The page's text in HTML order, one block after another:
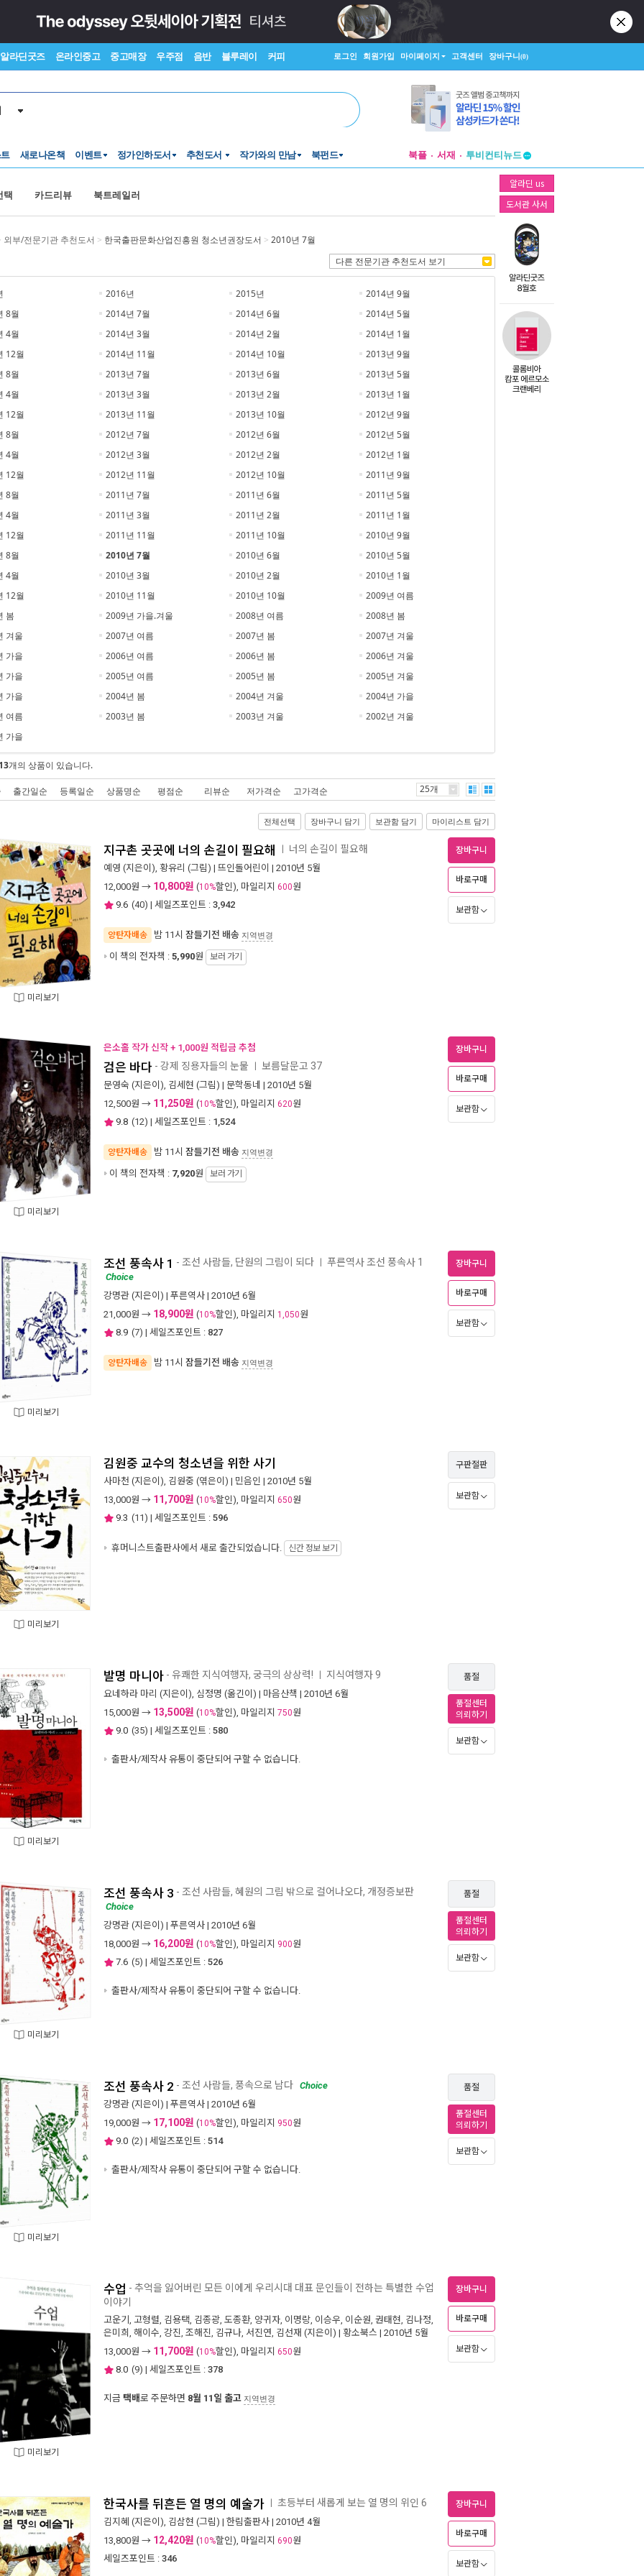
알라딘굿즈 온라인중고 중고매장 우주점 음반 블루레이 커피 로그인 회원가입 마이페이지 고객센터 장바구니(0)
새로나온책 이벤트 정가인하도서 추천도서 작가와의 만남 북펀드 북플 서재
투비컨티뉴드
창작플랫폼
투비컨티뉴드
알라딘 us
도서관 사서
택 카드리뷰 북트레일러
외부/전문기관 추천도서 > 한국출판문화산업진흥원 청소년권장도서 > 2010년 7월
다른 전문기관 추천도서 보기
2016년 2015년
2014년 9월
8월
2014년 7월 2014년 6월
2014년 5월
4월
2014년 3월 2014년 2월
2014년 1월
12월
2014년 11월 2014년 10월
2013년 9월
8월
2013년 7월 2013년 6월
2013년 5월
4월
2013년 3월 2013년 2월
2013년 1월
12월
2013년 11월 2013년 10월
2012년 9월
8월
2012년 7월 2012년 6월
2012년 5월
4월
2012년 3월 2012년 2월
2012년 1월
12월
2012년 11월 2012년 10월
2011년 9월
8월
2011년 7월 2011년 6월
2011년 5월
4월
2011년 3월 2011년 2월
2011년 1월
12월
2011년 11월 2011년 10월
2010년 9월
8월
2010년 7월 2010년 6월
2010년 5월
4월
2010년 3월 2010년 2월
2010년 1월
12월
2010년 11월 2010년 10월
2009년 여름
봄
2009년 가을.겨울 2008년 여름
2008년 봄
겨울
2007년 여름 2007년 봄
2007년 겨울
가을
2006년 여름 2006년 봄
2006년 겨울
가을
2005년 여름 2005년 봄
2005년 겨울
가을
2004년 봄 2004년 겨울
2004년 가을
여름
2003년 봄 2003년 겨울
2002년 겨울
가을
개의 상품이 있습니다.
출간일순 등록일순 상품명순 평점순 리뷰순 저가격순 고가격순 25개
전체선택 장바구니 담기 보관함 담기 마이리스트 담기
미리보기
지구촌 곳곳에 너의 손길이 필요해 너의 손길이 필요해
예영 (지은이), 황유리 (그림) | 뜨인돌어린이 | 2010년 5월
12,000원 → 10,800원 (10%할인), 마일리지 600원
9.6 (40) | 세일즈포인트 : 3,942
양탄자배송 밤 11시 잠들기전 배송 지역변경
이 책의 전자책 : 5,990원 보러 가기
장바구니
바로구매
보관함
미리보기
은소홀 작가 신작 + 1,000원 적립금 추첨
검은 바다 - 강제 징용자들의 눈물 보름달문고 37
문영숙 (지은이), 김세현 (그림) | 문학동네 | 2010년 5월
12,500원 → 11,250원 (10%할인), 마일리지 620원
9.8 (12) | 세일즈포인트 : 1,524
양탄자배송 밤 11시 잠들기전 배송 지역변경
이 책의 전자책 : 7,920원 보러 가기
장바구니
바로구매
보관함
미리보기
조선 풍속사 1 - 조선 사람들, 단원의 그림이 되다 푸른역사 조선 풍속사 1
Choice
강명관 (지은이) | 푸른역사 | 2010년 6월
21,000원 → 18,900원 (10%할인), 마일리지 1,050원
8.9 (7) | 세일즈포인트 : 827
양탄자배송 밤 11시 잠들기전 배송 지역변경
장바구니
바로구매
보관함
미리보기
김원중 교수의 청소년을 위한 사기
사마천 (지은이), 김원중 (엮은이) | 민음인 | 2010년 5월
13,000원 → 11,700원 (10%할인), 마일리지 650원
9.3 (11) | 세일즈포인트 : 596
휴머니스트출판사에서 새로 출간되었습니다. 신간 정보 보기
구판절판
보관함
미리보기
발명 마니아 - 유쾌한 지식여행자, 궁극의 상상력! 지식여행자 9
요네하라 마리 (지은이), 심정명 (옮긴이) | 마음산책 | 2010년 6월
15,000원 → 13,500원 (10%할인), 마일리지 750원
9.0 (35) | 세일즈포인트 : 580
출판사/제작사 유통이 중단되어 구할 수 없습니다.
품절
품절센터
의뢰하기
보관함
미리보기
조선 풍속사 3 - 조선 사람들, 혜원의 그림 밖으로 걸어나오다, 개정증보판
Choice
강명관 (지은이) | 푸른역사 | 2010년 6월
18,000원 → 16,200원 (10%할인), 마일리지 900원
7.6 (5) | 세일즈포인트 : 526
출판사/제작사 유통이 중단되어 구할 수 없습니다.
품절
품절센터
의뢰하기
보관함
미리보기
조선 풍속사 2 - 조선 사람들, 풍속으로 남다 Choice
강명관 (지은이) | 푸른역사 | 2010년 6월
19,000원 → 17,100원 (10%할인), 마일리지 950원
9.0 (2) | 세일즈포인트 : 514
출판사/제작사 유통이 중단되어 구할 수 없습니다.
품절
품절센터
의뢰하기
보관함
미리보기
수업 - 추억을 잃어버린 모든 이에게 우리시대 대표 문인들이 전하는 특별한 수업
이야기
고운기 고형렬 김용택 김종광 도종환, 양귀자 이명랑 이승우 이순원 권태현 김나정
은미희 해이수 강진 조해진 김규나 서진연 김선재 (지은이) | 황소북스 | 2010년 5월
13,000원 → 11,700원 (10%할인), 마일리지 650원
8.0 (9) | 세일즈포인트 : 378
지금 택배로 주문하면 8월 11일 출고 지역변경
장바구니
바로구매
보관함
한국사를 뒤흔든 열 명의 예술가 초등부터 새롭게 보는 열 명의 위인 6
김지혜 (지은이), 김삼현 (그림) | 한림출판사 | 2010년 4월
13,800원 → 12,420원 (10%할인), 마일리지 690원
세일즈포인트 : 346
장바구니
바로구매
보관함